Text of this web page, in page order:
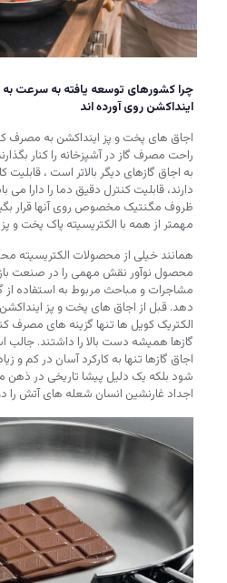
چرا کشورهای توسعه یافته به سرعت
اینداکشن روی آورده اند
اجاق های پخت و پز اینداکشن به مصرف
راحت مصرف گاز در آشپزخانه را کنار
به اجاق گازهای دیگر بالاتر است ،
دارند، قابلیت کنترل دقیق دما را دارا
ظروف مگنتیک مخصوص روی آنها قرار
مهمتر از همه با الکتریسیته پاک پخت و
همانند خیلی از محصولات الکتریسیته
محصول نوآور نقش مهمی را در صنعت
مشاجرات و مباحث مربوط به استفاده از
دهد. قبل از اجاق های پخت و پز اینداکشن
الکتریک کویل ها تنها گزینه های مصرف
گازها همیشه دست بالا را داشتند. جالب
اجاق گازها تنها به کارکرد آسان در کم و
شود بلکه یک دلیل پیشا تاریخی در ذهن
اجداد غارنشین انسان شعله های آتش